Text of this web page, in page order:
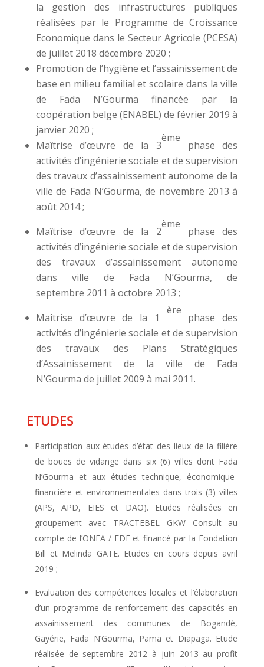
la gestion des infrastructures publiques
réalisées par le Programme de Croissance
Economique dans le Secteur Agricole (PCESA)
de juillet 2018 décembre 2020 ;
Promotion de l’hygiène et l’assainissement de
base en milieu familial et scolaire dans la ville
de Fada N’Gourma financée par la
coopération belge (ENABEL) de février 2019 à
janvier 2020 ;
Maîtrise d’œuvre de la 3
ème
phase des
activités d’ingénierie sociale et de supervision
des travaux d’assainissement autonome de la
ville de Fada N’Gourma, de novembre 2013 à
août 2014 ;
Maîtrise d’œuvre de la 2
ème
phase des
activités d’ingénierie sociale et de supervision
des travaux d’assainissement autonome
dans ville de Fada N’Gourma, de
septembre 2011 à octobre 2013 ;
Maîtrise d’œuvre de la 1
ère
phase des
activités d’ingénierie sociale et de supervision
des travaux des Plans Stratégiques
d’Assainissement de la ville de Fada
N’Gourma de juillet 2009 à mai 2011.
ETUDES
Participation aux études d’état des lieux de la filière
de boues de vidange dans six (6) villes dont Fada
N’Gourma et aux études technique, économique-
financière et environnementales dans trois (3) villes
(APS, APD, EIES et DAO). Etudes réalisées en
groupement avec TRACTEBEL GKW Consult au
compte de l’ONEA / EDE et financé par la Fondation
Bill et Melinda GATE. Etudes en cours depuis avril
2019 ;
Evaluation des compétences locales et l’élaboration
d’un programme de renforcement des capacités en
assainissement des communes de Bogandé,
Gayérie, Fada N’Gourma, Pama et Diapaga. Etude
réalisée de septembre 2012 à juin 2013 au profit